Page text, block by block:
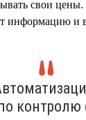
свои
информацию и
контролю